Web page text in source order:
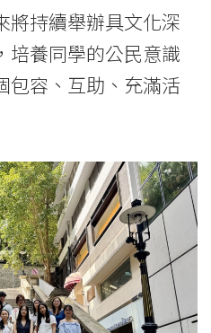
將持續舉辦具文化深
培養同學的公民意識
包容、互助、充滿活